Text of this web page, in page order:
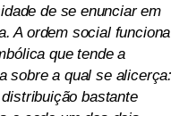
de se enunciar em
A ordem social funciona
que tende a
sobre a qual se alicerça:
bastante